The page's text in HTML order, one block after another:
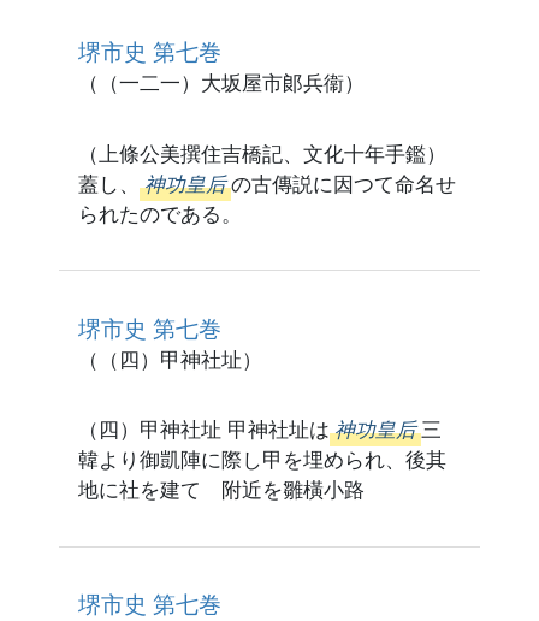
堺市史 第七巻
（（一二一）大坂屋市郞兵衞）
（上條公美撰住吉橋記、文化十年手鑑）
蓋し、 神功皇后 の古傳説に因つて命名せ
られたのである。
堺市史 第七巻
（（四）甲神社址）
（四）甲神社址 甲神社址は 神功皇后 三
韓より御凱陣に際し甲を埋められ、後其
地に社を建てゝ附近を雛橫小路
堺市史 第七巻